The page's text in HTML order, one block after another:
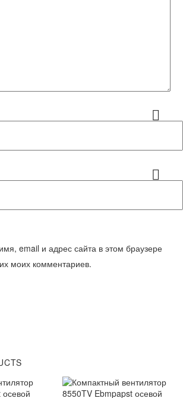
email и адрес сайта в этом браузере
моих комментариев.